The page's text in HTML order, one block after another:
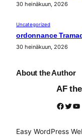
30 heinäkuun, 2026
Uncategorized
ordonnance
30 heinäkuun, 2026
About the Author
AF
Facebook Twitter YouTube
Easy WordPress